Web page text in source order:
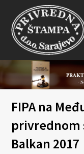
-
FIPA na
privrednom
Balkan 2017